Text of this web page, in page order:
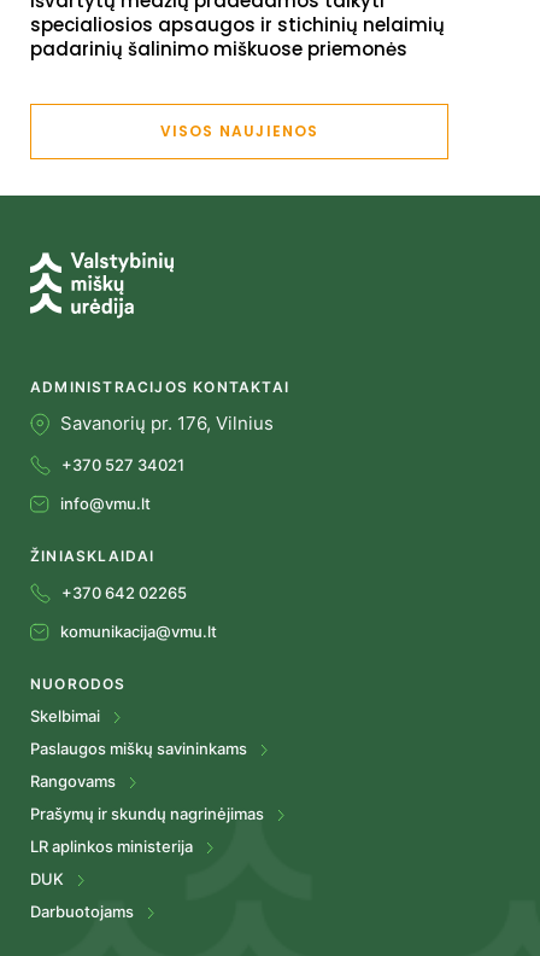
specialiosios apsaugos ir stichinių nelaimių
padarinių šalinimo miškuose priemonės
VISOS NAUJIENOS
ADMINISTRACIJOS KONTAKTAI
Savanorių pr. 176, Vilnius
+370 527 34021
info@vmu.lt
ŽINIASKLAIDAI
+370 642 02265
komunikacija@vmu.lt
NUORODOS
Skelbimai
Paslaugos miškų savininkams
Rangovams
Prašymų ir skundų nagrinėjimas
LR aplinkos ministerija
DUK
Darbuotojams